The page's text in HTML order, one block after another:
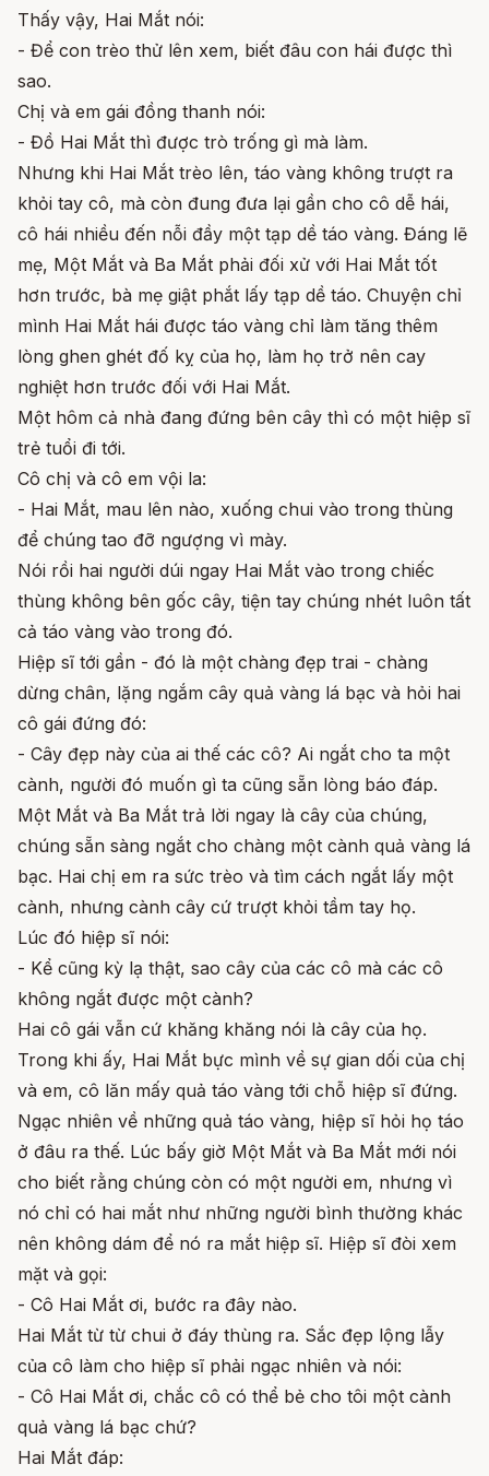
Thấy vậy, Hai Mắt nói:
- Để con trèo thử lên xem, biết đâu con hái được thì
sao.
Chị và em gái đồng thanh nói:
- Đồ Hai Mắt thì được trò trống gì mà làm.
Nhưng khi Hai Mắt trèo lên, táo vàng không trượt ra
khỏi tay cô, mà còn đung đưa lại gần cho cô dễ hái,
cô hái nhiều đến nỗi đầy một tạp dề táo vàng. Đáng lẽ
mẹ, Một Mắt và Ba Mắt phải đối xử với Hai Mắt tốt
hơn trước, bà mẹ giật phắt lấy tạp dề táo. Chuyện chỉ
mình Hai Mắt hái được táo vàng chỉ làm tăng thêm
lòng ghen ghét đố kỵ của họ, làm họ trở nên cay
nghiệt hơn trước đối với Hai Mắt.
Một hôm cả nhà đang đứng bên cây thì có một hiệp sĩ
trẻ tuổi đi tới.
Cô chị và cô em vội la:
- Hai Mắt, mau lên nào, xuống chui vào trong thùng
để chúng tao đỡ ngượng vì mày.
Nói rồi hai người dúi ngay Hai Mắt vào trong chiếc
thùng không bên gốc cây, tiện tay chúng nhét luôn tất
cả táo vàng vào trong đó.
Hiệp sĩ tới gần - đó là một chàng đẹp trai - chàng
dừng chân, lặng ngắm cây quả vàng lá bạc và hỏi hai
cô gái đứng đó:
- Cây đẹp này của ai thế các cô? Ai ngắt cho ta một
cành, người đó muốn gì ta cũng sẵn lòng báo đáp.
Một Mắt và Ba Mắt trả lời ngay là cây của chúng,
chúng sẵn sàng ngắt cho chàng một cành quả vàng lá
bạc. Hai chị em ra sức trèo và tìm cách ngắt lấy một
cành, nhưng cành cây cứ trượt khỏi tầm tay họ.
Lúc đó hiệp sĩ nói:
- Kể cũng kỳ lạ thật, sao cây của các cô mà các cô
không ngắt được một cành?
Hai cô gái vẫn cứ khăng khăng nói là cây của họ.
Trong khi ấy, Hai Mắt bực mình về sự gian dối của chị
và em, cô lăn mấy quả táo vàng tới chỗ hiệp sĩ đứng.
Ngạc nhiên về những quả táo vàng, hiệp sĩ hỏi họ táo
ở đâu ra thế. Lúc bấy giờ Một Mắt và Ba Mắt mới nói
cho biết rằng chúng còn có một người em, nhưng vì
nó chỉ có hai mắt như những người bình thường khác
nên không dám để nó ra mắt hiệp sĩ. Hiệp sĩ đòi xem
mặt và gọi:
- Cô Hai Mắt ơi, bước ra đây nào.
Hai Mắt từ từ chui ở đáy thùng ra. Sắc đẹp lộng lẫy
của cô làm cho hiệp sĩ phải ngạc nhiên và nói:
- Cô Hai Mắt ơi, chắc cô có thể bẻ cho tôi một cành
quả vàng lá bạc chứ?
Hai Mắt đáp: